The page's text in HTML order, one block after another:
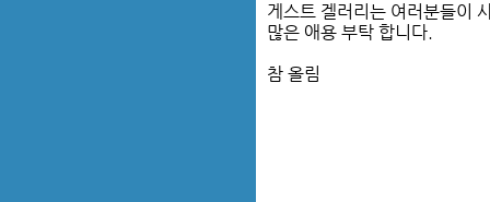
게스트 겔러리는 여러분들이
많은 애용 부탁 합니다.
참 올림